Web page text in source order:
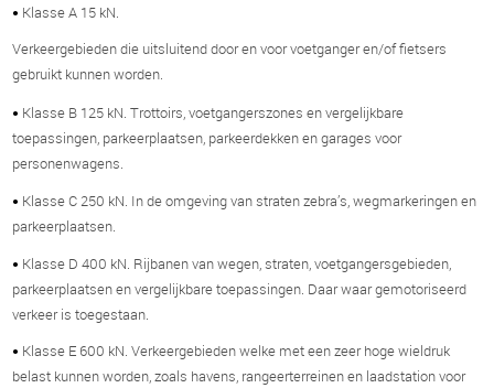
• Klasse A 15 kN.
Verkeergebieden die uitsluitend door en voor voetganger en/of fietsers
gebruikt kunnen worden.
• Klasse B 125 kN. Trottoirs, voetgangerszones en vergelijkbare
toepassingen, parkeerplaatsen, parkeerdekken en garages voor
personenwagens.
• Klasse C 250 kN. In de omgeving van straten zebra’s, wegmarkeringen en
parkeerplaatsen.
• Klasse D 400 kN. Rijbanen van wegen, straten, voetgangersgebieden,
parkeerplaatsen en vergelijkbare toepassingen. Daar waar gemotoriseerd
verkeer is toegestaan.
• Klasse E 600 kN. Verkeergebieden welke met een zeer hoge wieldruk
belast kunnen worden, zoals havens, rangeerterreinen en laadstation voor